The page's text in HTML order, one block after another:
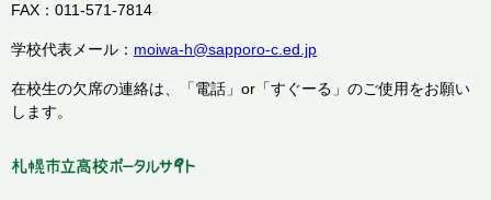
FAX：011-571-7814
学校代表メール： moiwa-h@sapporo-c.ed.jp
在校生の欠席の連絡は、「電話」or「すぐーる」のご使用をお願い
します。